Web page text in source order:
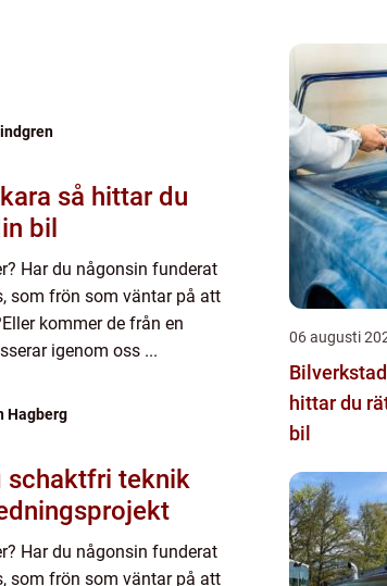
du
bil
Har du någonsin funderat
som frön som väntar på att
kommer de från en
igenom oss ...
Hagberg
Har du någonsin funderat
som frön som väntar på att
06 augusti
Bilverkstad i
hittar du
bil